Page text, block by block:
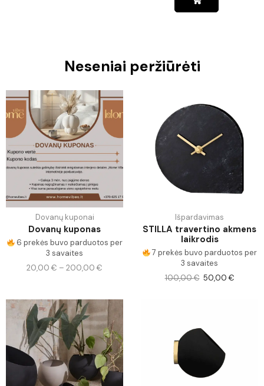
Neseniai peržiūrėti
Dovanų kuponai
Dovanų kuponas
6 prekės buvo parduotos per
3 savaites
20,00 € – 200,00 €
Išpardavimas
STILLA travertino akmens
laikrodis
7 prekės buvo parduotos per
3 savaites
100,00€ 50,00€